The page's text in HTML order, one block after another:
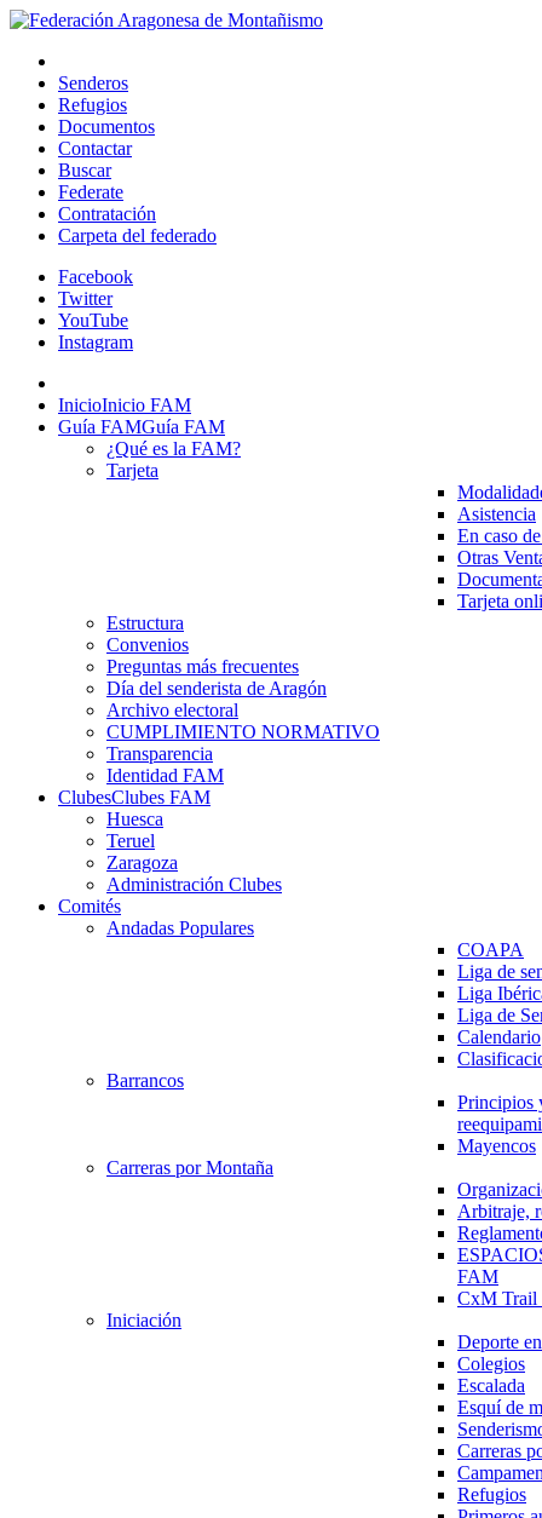
Senderos
Refugios
Documentos
Contactar
Buscar
Federate
Contratación
Carpeta del federado
Facebook
Twitter
YouTube
Instagram
InicioInicio FAM
Guía FAMGuía FAM
¿Qué es la FAM?
Tarjeta
Asistencia
En caso
Otras
Tarjeta
Estructura
Convenios
Preguntas más frecuentes
Día del senderista de Aragón
Archivo electoral
CUMPLIMIENTO NORMATIVO
Transparencia
Identidad FAM
ClubesClubes FAM
Huesca
Teruel
Zaragoza
Administración Clubes
Comités
Andadas Populares
COAPA
Liga de
Liga
Liga de
Calendario
Barrancos
Principios
Mayencos
Carreras por Montaña
Arbitraje,
FAM
CxM
Iniciación
Deporte
Colegios
Escalada
Esquí de
Carreras
Refugios